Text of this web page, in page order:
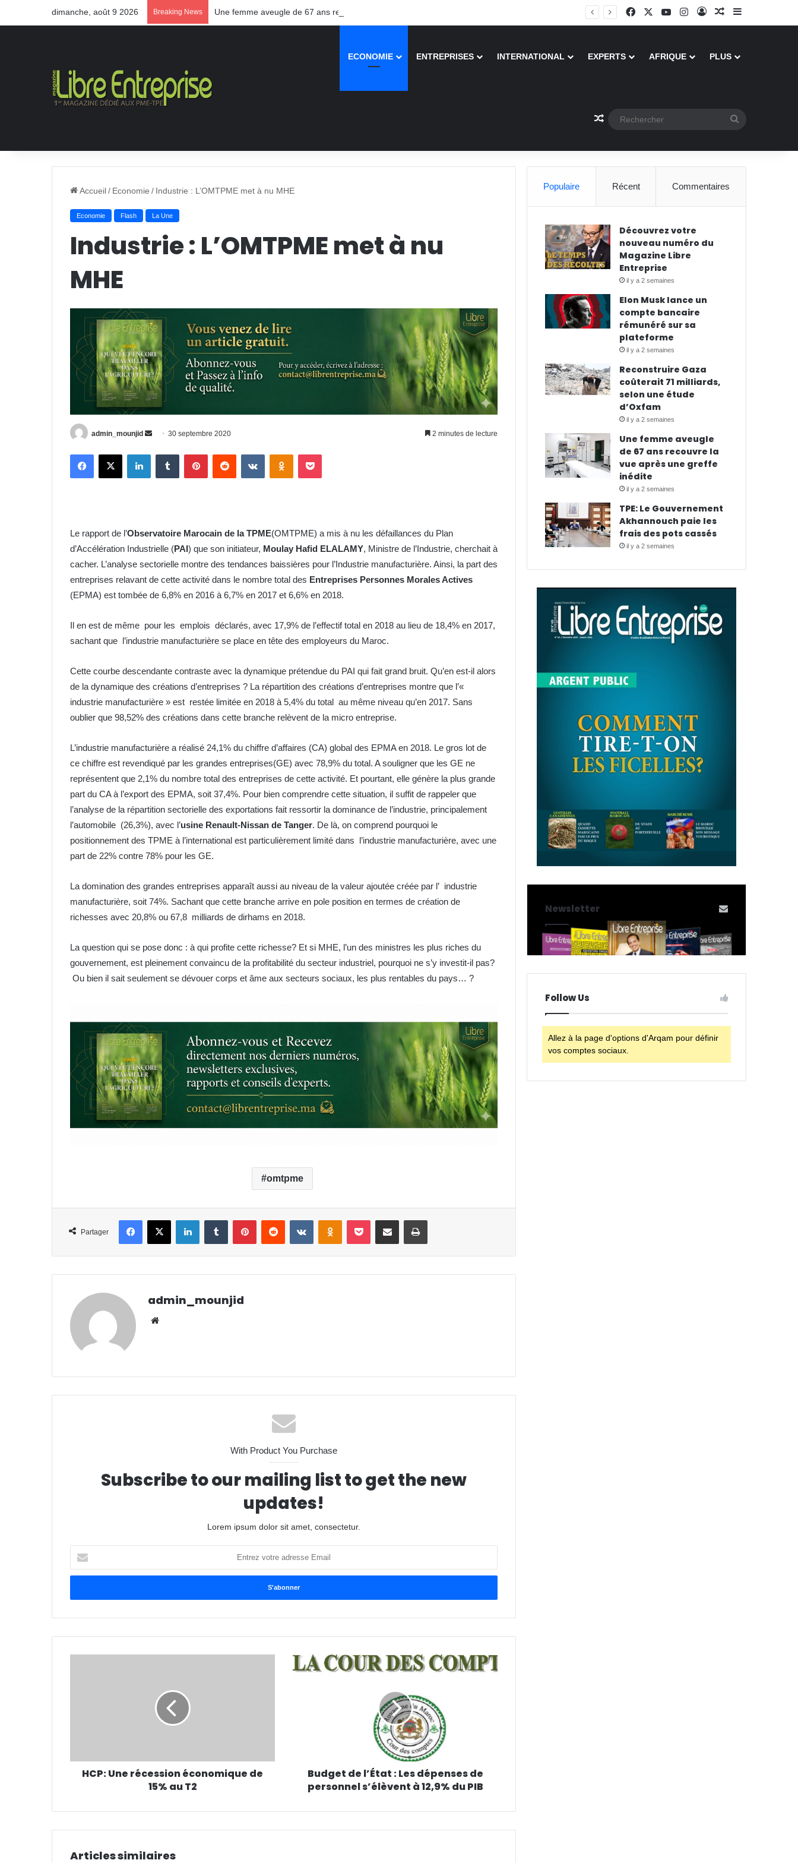
dimanche, août 9 2026 Breaking News Une femme aveugle de 67 ans recouvre la vue après une greffe inédite FacebookYouTubeInstagramConnexion
Article Aléatoire
Sidebar
ECONOMIE ENTREPRISES INTERNATIONAL EXPERTS AFRIQUE PLUS
Article Aléatoire
Accueil/ Economie / Industrie : L’OMTPME met à nu MHE
Economie Flash La Une
Industrie : L’OMTPME met à nu
MHE
admin_mounjid
Envoyer
courriel
30 septembre 2020 2 minutes de lecture
Facebook
X LinkedinTumblr PinterestReddit VKontakteOdnoklassniki
Pocket
Le rapport de l’Observatoire Marocain de la TPME(OMTPME) a mis à nu les défaillances du Plan
d’Accélération Industrielle (PAI) que son initiateur, Moulay Hafid ELALAMY, Ministre de l’Industrie, cherchait à
cacher. L’analyse sectorielle montre des tendances baissières pour l’Industrie manufacturière. Ainsi, la part des
entreprises relavant de cette activité dans le nombre total des Entreprises Personnes Morales Actives
(EPMA) est tombée de 6,8% en 2016 à 6,7% en 2017 et 6,6% en 2018.
Il en est de même pour les emplois déclarés, avec 17,9% de l’effectif total en 2018 au lieu de 18,4% en 2017,
sachant que l’industrie manufacturière se place en tête des employeurs du Maroc.
Cette courbe descendante contraste avec la dynamique prétendue du PAI qui fait grand bruit. Qu’en est-il alors
de la dynamique des créations d’entreprises ? La répartition des créations d’entreprises montre que l’«
industrie manufacturière » est restée limitée en 2018 à 5,4% du total au même niveau qu’en 2017. Sans
oublier que 98,52% des créations dans cette branche relèvent de la micro entreprise.
L’industrie manufacturière a réalisé 24,1% du chiffre d’affaires (CA) global des EPMA en 2018. Le gros lot de
ce chiffre est revendiqué par les grandes entreprises(GE) avec 78,9% du total. A souligner que les GE ne
représentent que 2,1% du nombre total des entreprises de cette activité. Et pourtant, elle génère la plus grande
part du CA à l’export des EPMA, soit 37,4%. Pour bien comprendre cette situation, il suffit de rappeler que
l’analyse de la répartition sectorielle des exportations fait ressortir la dominance de l’industrie, principalement
l’automobile (26,3%), avec l’usine Renault-Nissan de Tanger. De là, on comprend pourquoi le
positionnement des TPME à l’international est particulièrement limité dans l’industrie manufacturière, avec une
part de 22% contre 78% pour les GE.
La domination des grandes entreprises apparaît aussi au niveau de la valeur ajoutée créée par l’ industrie
manufacturière, soit 74%. Sachant que cette branche arrive en pole position en termes de création de
richesses avec 20,8% ou 67,8 milliards de dirhams en 2018.
La question qui se pose donc : à qui profite cette richesse? Et si MHE, l’un des ministres les plus riches du
gouvernement, est pleinement convaincu de la profitabilité du secteur industriel, pourquoi ne s’y investit-il pas?
Ou bien il sait seulement se dévouer corps et âme aux secteurs sociaux, les plus rentables du pays… ?
omtpme
Partager
Facebook
X LinkedinTumblr PinterestReddit VKontakteOdnoklassniki
Pocket Partager par email Imprimer
admin_mounjid
With Product You Purchase
Subscribe to our mailing list to get the new
updates!
Lorem ipsum dolor sit amet, consectetur.
votre
adresse
HCP: Une récession économique de
15% au T2
Budget de l’État : Les dépenses de
personnel s’élèvent à 12,9% du PIB
Articles similaires
Populaire Récent Commentaires
Découvrez votre
nouveau numéro du
Magazine Libre
Entreprise
il y a 2 semaines
Elon Musk lance un
compte bancaire
rémunéré sur sa
plateforme
il y a 2 semaines
Reconstruire Gaza
coûterait 71 milliards,
selon une étude
d’Oxfam
il y a 2 semaines
Une femme aveugle
de 67 ans recouvre la
vue après une greffe
inédite
il y a 2 semaines
TPE: Le Gouvernement
Akhannouch paie les
frais des pots cassés
il y a 2 semaines
Newsletter
Follow Us
Allez à la page d'options d'Arqam pour définir
vos comptes sociaux.